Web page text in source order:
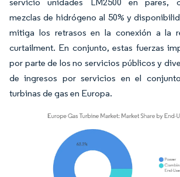
mezclas de hidrógeno al 50% y
mitiga los retrasos en la conexión a la
curtailment. En conjunto, estas fuerzas
por parte de los no servicios públicos y
de ingresos por servicios en el
turbinas de gas en Europa.